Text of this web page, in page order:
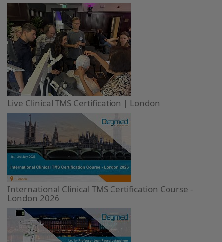
Live Clinical TMS Certification | London
International Clinical TMS Certification Course -
London 2026